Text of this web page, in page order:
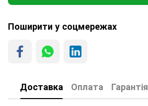
Поширити у соцмережах
Доставка Оплата Гарантія